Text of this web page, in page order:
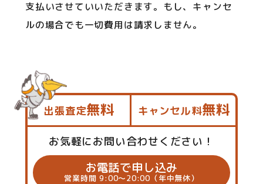
支払いさせていいただきます。もし、キャンセ
ルの場合でも一切費用は請求しません。
出張査定無料 キャンセル料無料
お気軽にお問い合わせください！
お電話で申し込み
営業時間 9:00～20:00（年中無休）